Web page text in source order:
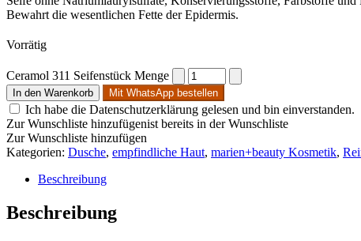
Bewahrt die wesentlichen Fette der Epidermis.
Vorrätig
Ceramol 311 Seifenstück Menge
In den Warenkorb Mit WhatsApp bestellen
Ich habe die Datenschutzerklärung gelesen und bin einverstanden.
Zur Wunschliste hinzufügenist bereits in der Wunschliste
Zur Wunschliste hinzufügen
Kategorien: Dusche, empfindliche Haut, marien+beauty Kosmetik,
Beschreibung
Beschreibung